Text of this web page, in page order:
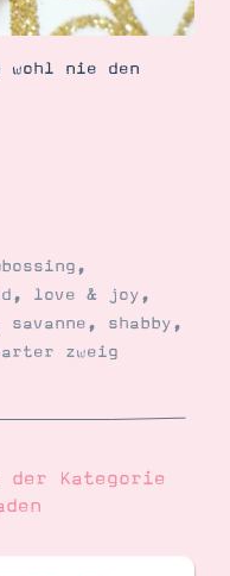
nie den
,
, love & joy,
savanne, shabby,
zweig
der Kategorie